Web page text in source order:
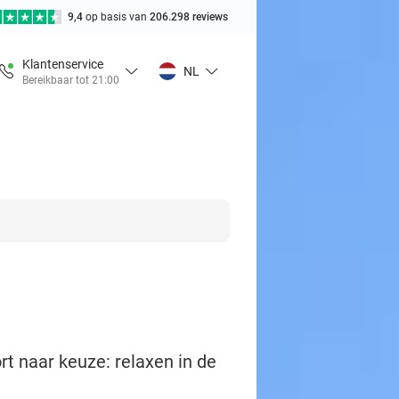
9,4 op basis van 206.298 reviews
Klantenservice
Bereikbaar tot 21:00
NL
naar keuze: relaxen in de